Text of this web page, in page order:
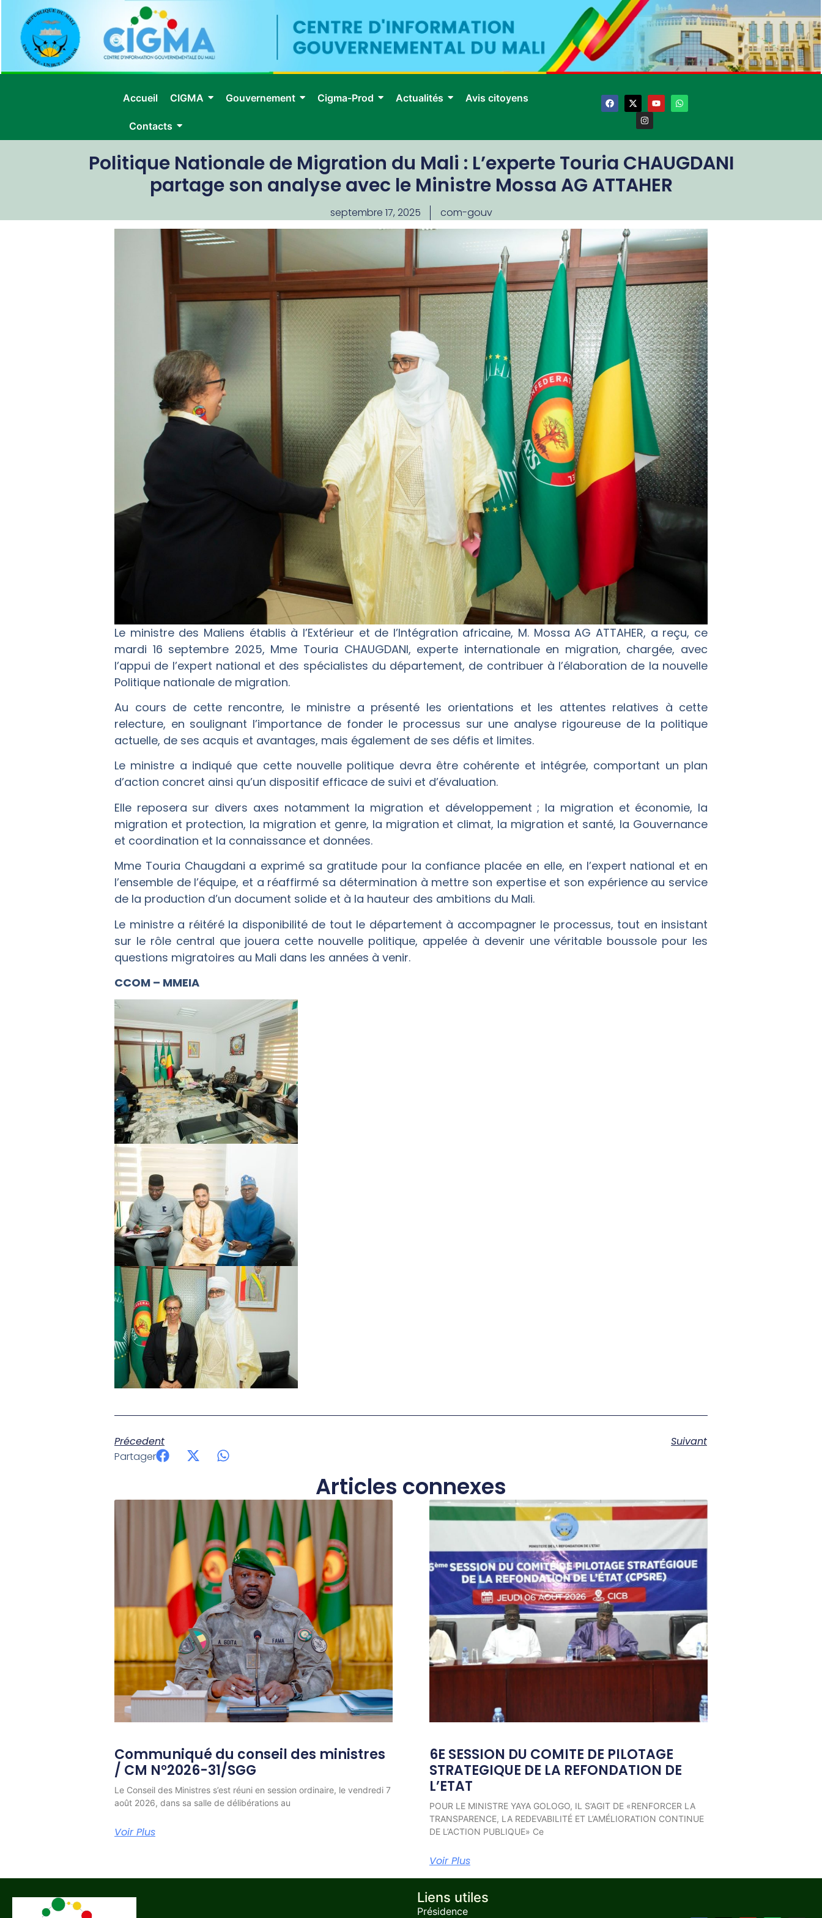
Accueil CIGMA Gouvernement Cigma-Prod Actualités Avis citoyens
Contacts
Politique Nationale de Migration du Mali : L’experte Touria CHAUGDANI
partage son analyse avec le Ministre Mossa AG ATTAHER
septembre 17, 2025 com-gouv
Le ministre des Maliens établis à l’Extérieur et de l’Intégration africaine, M. Mossa AG ATTAHER, a reçu, ce
mardi 16 septembre 2025, Mme Touria CHAUGDANI, experte internationale en migration, chargée, avec
l’appui de l’expert national et des spécialistes du département, de contribuer à l’élaboration de la nouvelle
Politique nationale de migration.
Au cours de cette rencontre, le ministre a présenté les orientations et les attentes relatives à cette
relecture, en soulignant l’importance de fonder le processus sur une analyse rigoureuse de la politique
actuelle, de ses acquis et avantages, mais également de ses défis et limites.
Le ministre a indiqué que cette nouvelle politique devra être cohérente et intégrée, comportant un plan
d’action concret ainsi qu’un dispositif efficace de suivi et d’évaluation.
Elle reposera sur divers axes notamment la migration et développement ; la migration et économie, la
migration et protection, la migration et genre, la migration et climat, la migration et santé, la Gouvernance
et coordination et la connaissance et données.
Mme Touria Chaugdani a exprimé sa gratitude pour la confiance placée en elle, en l’expert national et en
l’ensemble de l’équipe, et a réaffirmé sa détermination à mettre son expertise et son expérience au service
de la production d’un document solide et à la hauteur des ambitions du Mali.
Le ministre a réitéré la disponibilité de tout le département à accompagner le processus, tout en insistant
sur le rôle central que jouera cette nouvelle politique, appelée à devenir une véritable boussole pour les
questions migratoires au Mali dans les années à venir.
CCOM – MMEIA
Précedent
Suivant
Partager
Articles connexes
Communiqué du conseil des ministres
/ CM N°2026-31/SGG
Le Conseil des Ministres s’est réuni en session ordinaire, le vendredi 7
août 2026, dans sa salle de délibérations au
Voir Plus
6E SESSION DU COMITE DE PILOTAGE
STRATEGIQUE DE LA REFONDATION DE
L’ETAT
POUR LE MINISTRE YAYA GOLOGO, IL S’AGIT DE «RENFORCER LA
TRANSPARENCE, LA REDEVABILITÉ ET L’AMÉLIORATION CONTINUE
DE L’ACTION PUBLIQUE» Ce
Voir Plus
Liens utiles
Présidence